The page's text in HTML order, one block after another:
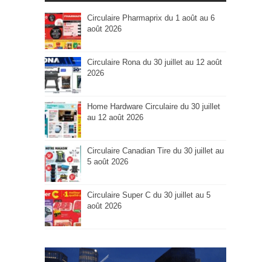
Circulaire Pharmaprix du 1 août au 6
août 2026
Circulaire Rona du 30 juillet au 12 août
2026
Home Hardware Circulaire du 30 juillet
au 12 août 2026
Circulaire Canadian Tire du 30 juillet au
5 août 2026
Circulaire Super C du 30 juillet au 5
août 2026